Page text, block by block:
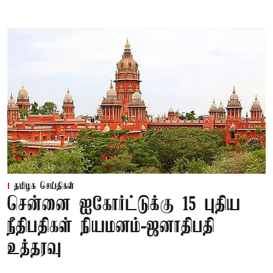
தமிழக செய்திகள்
சென்னை ஐகோர்ட்டுக்கு 15 புதிய
நீதிபதிகள் நியமனம்-ஜனாதிபதி
உத்தரவு